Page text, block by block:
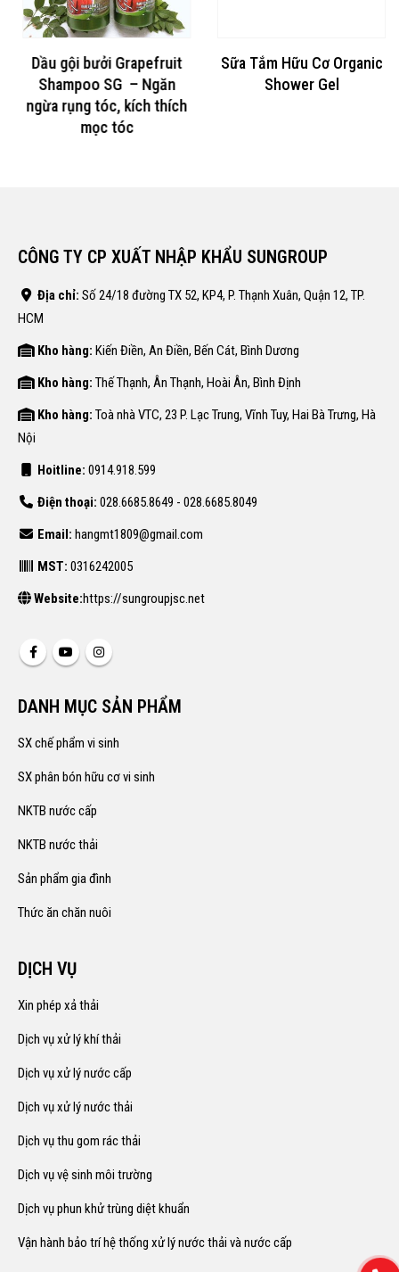
Dầu gội bưởi Grapefruit
Shampoo SG – Ngăn
ngừa rụng tóc, kích thích
mọc tóc
Sữa Tắm Hữu Cơ Organic
Shower Gel
CÔNG TY CP XUẤT NHẬP KHẨU SUNGROUP
Địa chỉ: Số 24/18 đường TX 52, KP4, P. Thạnh Xuân, Quận 12, TP.
HCM
Kho hàng: Kiến Điền, An Điền, Bến Cát, Bình Dương
Kho hàng: Thế Thạnh, Ân Thạnh, Hoài Ân, Bình Định
Kho hàng: Toà nhà VTC, 23 P. Lạc Trung, Vĩnh Tuy, Hai Bà Trưng, Hà
Nội
Hoitline: 0914.918.599
Điện thoại: 028.6685.8649 - 028.6685.8049
Email: hangmt1809@gmail.com
MST: 0316242005
Website:https://sungroupjsc.net
DANH MỤC SẢN PHẨM
SX chế phẩm vi sinh
SX phân bón hữu cơ vi sinh
NKTB nước cấp
NKTB nước thải
Sản phẩm gia đình
Thức ăn chăn nuôi
DỊCH VỤ
Xin phép xả thải
Dịch vụ xử lý khí thải
Dịch vụ xử lý nước cấp
Dịch vụ xử lý nước thải
Dịch vụ thu gom rác thải
Dịch vụ vệ sinh môi trường
Dịch vụ phun khử trùng diệt khuẩn
Vận hành bảo trí hệ thống xử lý nước thải và nước cấp